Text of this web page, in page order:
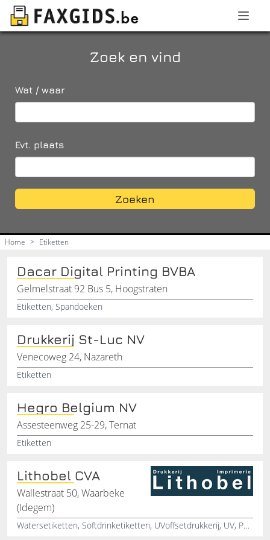
Zoek en vind
Wat / waar
Evt. plaats
Zoeken
Home > Etiketten
Dacar Digital Printing BVBA
Gelmelstraat 92 Bus 5, Hoogstraten
Etiketten, Spandoeken
Drukkerij St-Luc NV
Venecoweg 24, Nazareth
Etiketten
Hegro Belgium NV
Assesteenweg 25-29, Ternat
Etiketten
Lithobel CVA
Wallestraat 50, Waarbeke
(Idegem)
Watersetiketten, Softdrinketiketten, UVoffsetdrukkerij, UV, Polypropyleen, Labels, Waarbeke, Wateretiketten